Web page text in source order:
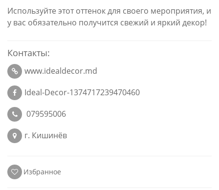
Используйте этот оттенок для своего мероприятия, и
у вас обязательно получится свежий и яркий декор!
Контакты:
www.idealdecor.md
Ideal-Decor-1374717239470460
079595006
г. Кишинёв
Избранное